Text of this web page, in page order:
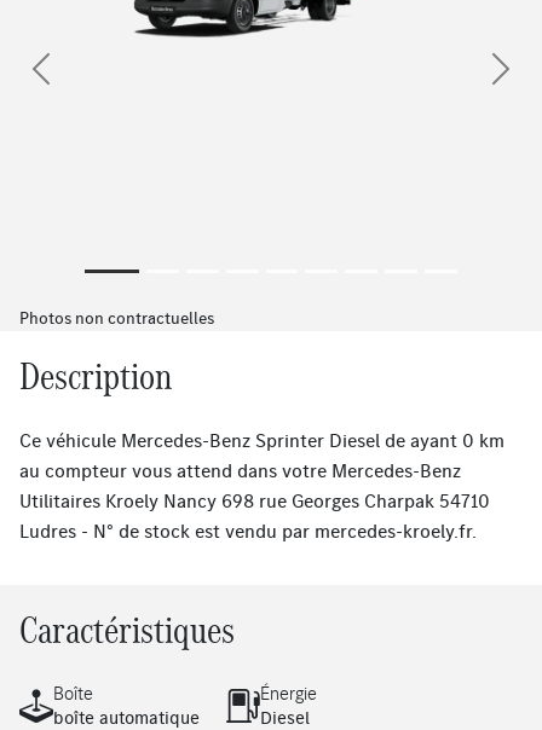
Previous Next
Photos non contractuelles
Description
Ce véhicule Mercedes-Benz Sprinter Diesel de ayant 0 km
au compteur vous attend dans votre Mercedes-Benz
Utilitaires Kroely Nancy 698 rue Georges Charpak 54710
Ludres - N° de stock est vendu par mercedes-kroely.fr.
Caractéristiques
Boîte
boîte automatique
Énergie
Diesel